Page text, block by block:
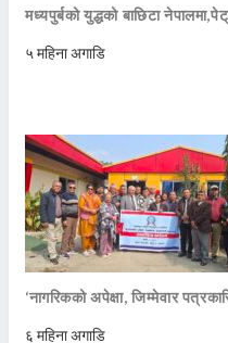
मध्यपुर्बको युद्धको बाछिटा
५ महिना अगाडि
‘नागरिकको अपेक्षा, जिम्मेवार
६ महिना अगाडि